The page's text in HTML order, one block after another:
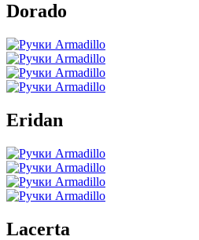
Dorado
Eridan
Lacerta